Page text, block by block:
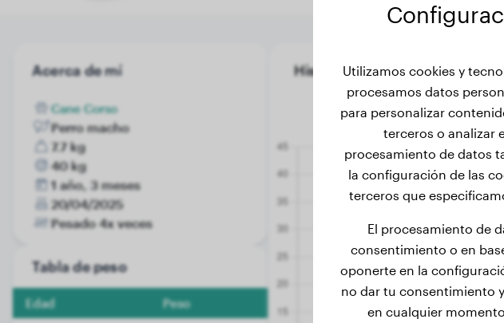
Acerca de mí
Cane Corso
Perro macho
7.7 kg
40 kg
1 año, 3 meses
20/04/2025
Pesado 4x veces
Tabla de peso
Edad Peso
Historial de peso de Apolo
Utilizamos cookies y
procesamos datos
para personalizar
terceros o analizar
procesamiento de datos
la configuración de las
terceros que
El procesamiento de
consentimiento o en
oponerte en la
no dar tu consentimiento
en cualquier